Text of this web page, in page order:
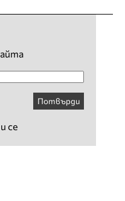
Потвърди
се